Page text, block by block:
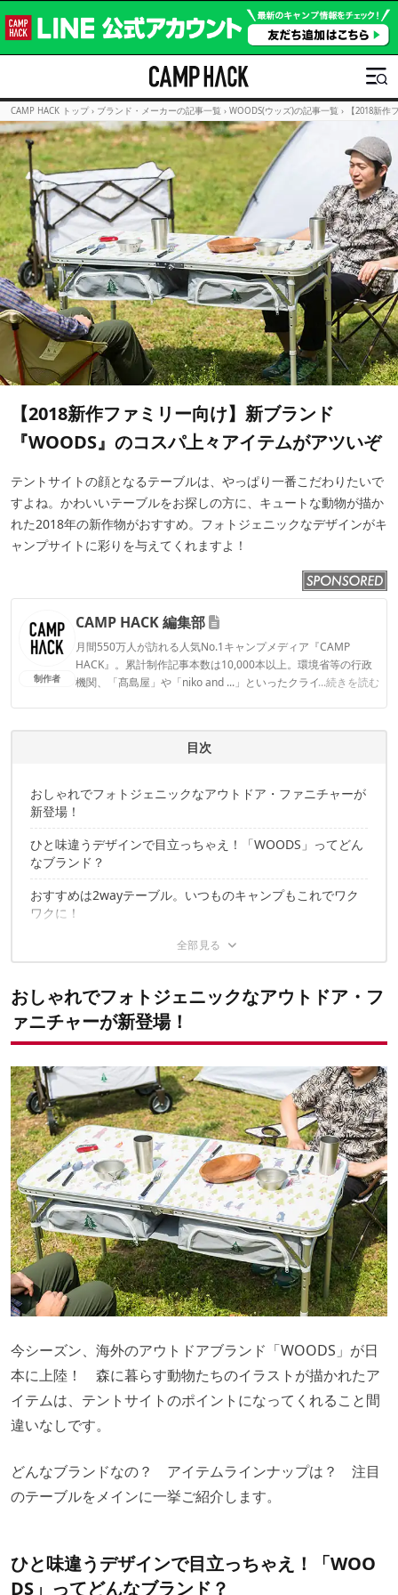
CAMP HACK トップ › ブランド・メーカーの記事一覧 › WOODS(ウッズ)の記事一覧 › 【2018新
【2018新作ファミリー向け】新ブランド
『WOODS』のコスパ上々アイテムがアツいぞ
テントサイトの顔となるテーブルは、やっぱり一番こだわりたいで
すよね。かわいいテーブルをお探しの方に、キュートな動物が描か
れた2018年の新作物がおすすめ。フォトジェニックなデザインがキ
ャンプサイトに彩りを与えてくれますよ！
制作者
CAMP HACK 編集部
月間550万人が訪れる人気No.1キャンプメディア『CAMP
HACK』。累計制作記事本数は10,000本以上。環境省等の行政
機関、「髙島屋」や「niko and ...」といったクライアントとの
...続きを読む
CAMP HACK 編集部のプロフィール
目次
おしゃれでフォトジェニックなアウトドア・ファニチャーが
新登場！
ひと味違うデザインで目立っちゃえ！「WOODS」ってどん
なブランド？
おすすめは2wayテーブル。いつものキャンプもこれでワク
ワクに！
「WOODS」は、テーブル以外のラインナップも豊富！
今回取り上げた主要アイテム詳細
おしゃれでフォトジェニックなアウトドア・フ
ァニチャーが新登場！
今シーズン、海外のアウトドアブランド「WOODS」が日
本に上陸！ 森に暮らす動物たちのイラストが描かれたア
イテムは、テントサイトのポイントになってくれること間
違いなしです。
どんなブランドなの？ アイテムラインナップは？ 注目
のテーブルをメインに一挙ご紹介します。
ひと味違うデザインで目立っちゃえ！「WOO
DS」ってどんなブランド？